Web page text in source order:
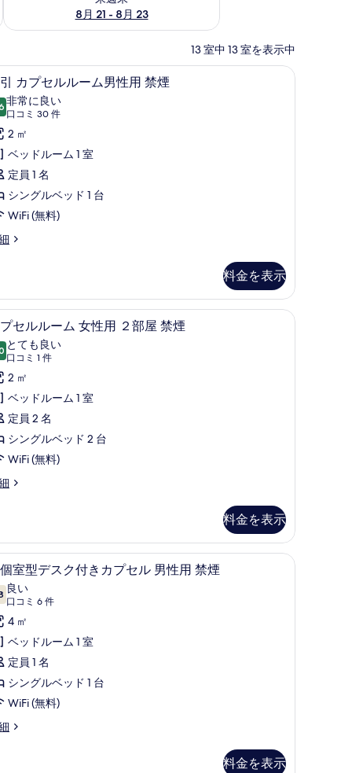
8月 21 - 8月 23
13 室中 13 室を表示中
7 カプセルルーム男性用 禁煙
点中 8.6
非常に良い
口コミ 30 件
(口
コ
ミ
30
件)
2 ㎡
ベッドルーム 1 室
定員 1 名
シングルベッド 1 台
WiFi (無料)
料金を表示
8 セルルーム 女性用 ２部屋 禁煙
点中 8.0
とても良い
口コミ 1 件
(口
コ
ミ
1
件)
2 ㎡
ベッドルーム 1 室
定員 2 名
シングルベッド 2 台
WiFi (無料)
料金を表示
半個室型デスク付きカプセル 男性用 禁煙 |
7 室型デスク付きカプセル 男性用 禁煙
点中 7.8
良い
口コミ 6 件
(口
コ
ミ
6
件)
4 ㎡
ベッドルーム 1 室
定員 1 名
シングルベッド 1 台
WiFi (無料)
料金を表示